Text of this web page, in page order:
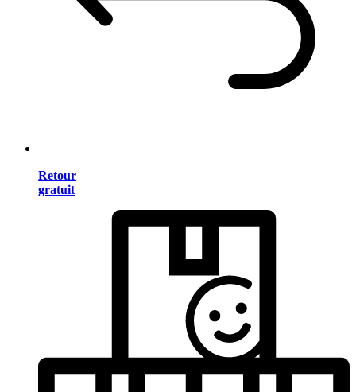
Retour
gratuit